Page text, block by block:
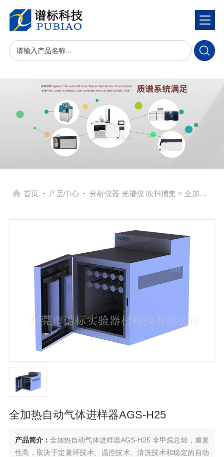
首页 - 产品中心 - 分析仪器 光谱仪 吹扫捕集 > 全加热自动气体进样器AGS-H25
全加热自动气体进样器AGS-H25
产品简介： 全加热自动气体进样器AGS-H25 非甲烷总烃，重复
性高，取决于定量环技术、温控技术、清洗技术和稳定的自动